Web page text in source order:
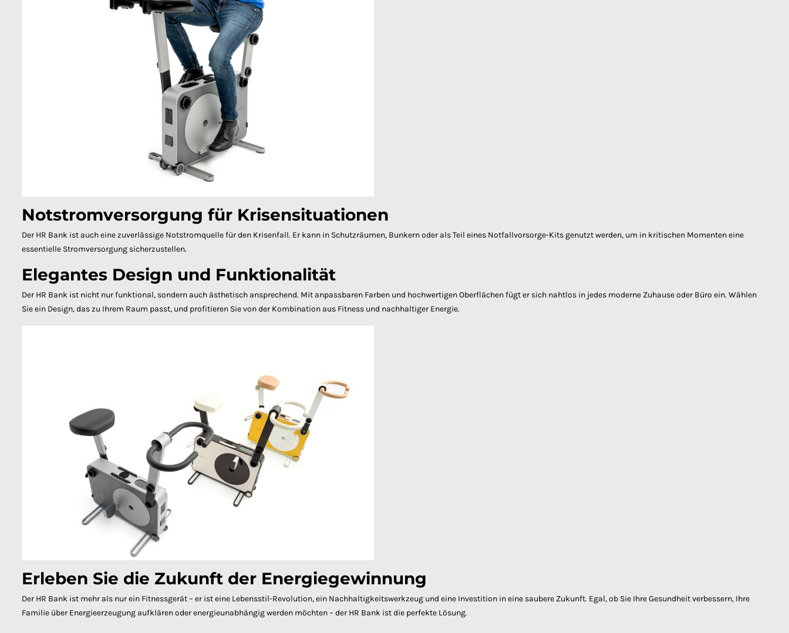
Notstromversorgung für Krisensituationen
Der HR Bank ist auch eine zuverlässige Notstromquelle für den Krisenfall. Er kann in Schutzräumen, Bunkern oder als Teil eines Notfallvorsorge-Kits genutzt werden, um in kritischen Momenten eine
essentielle Stromversorgung sicherzustellen.
Elegantes Design und Funktionalität
Der HR Bank ist nicht nur funktional, sondern auch ästhetisch ansprechend. Mit anpassbaren Farben und hochwertigen Oberflächen fügt er sich nahtlos in jedes moderne Zuhause oder Büro ein. Wählen
Sie ein Design, das zu Ihrem Raum passt, und profitieren Sie von der Kombination aus Fitness und nachhaltiger Energie.
Erleben Sie die Zukunft der Energiegewinnung
Der HR Bank ist mehr als nur ein Fitnessgerät – er ist eine Lebensstil-Revolution, ein Nachhaltigkeitswerkzeug und eine Investition in eine saubere Zukunft. Egal, ob Sie Ihre Gesundheit verbessern, Ihre
Familie über Energieerzeugung aufklären oder energieunabhängig werden möchten – der HR Bank ist die perfekte Lösung.